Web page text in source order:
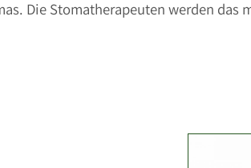
Die Stomatherapeuten werden